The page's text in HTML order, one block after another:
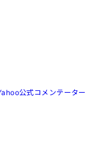
公式コメンテータ